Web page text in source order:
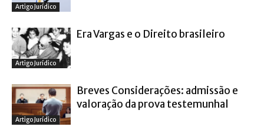
Artigo Jurídico
Artigo Jurídico
Era Vargas e o Direito brasileiro
Artigo Jurídico
Breves Considerações: admissão e
valoração da prova testemunhal